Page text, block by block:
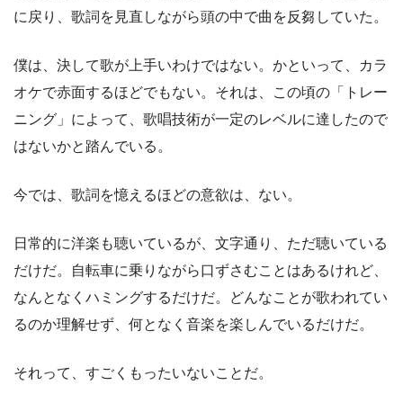
に戻り、歌詞を見直しながら頭の中で曲を反芻していた。
僕は、決して歌が上手いわけではない。かといって、カラ
オケで赤面するほどでもない。それは、この頃の「トレー
ニング」によって、歌唱技術が一定のレベルに達したので
はないかと踏んでいる。
今では、歌詞を憶えるほどの意欲は、ない。
日常的に洋楽も聴いているが、文字通り、ただ聴いている
だけだ。自転車に乗りながら口ずさむことはあるけれど、
なんとなくハミングするだけだ。どんなことが歌われてい
るのか理解せず、何となく音楽を楽しんでいるだけだ。
それって、すごくもったいないことだ。